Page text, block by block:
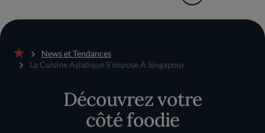
Accueil
News et Tendances
La Cuisine Asiatique S’impose À Singapour
Découvrez votre
côté foodie